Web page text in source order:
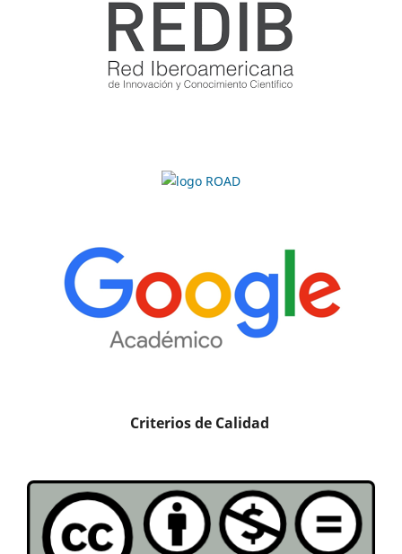
Criterios de Calidad